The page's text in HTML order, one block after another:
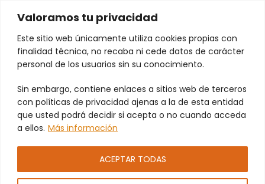
Valoramos tu privacidad
Este sitio web únicamente utiliza cookies propias con
finalidad técnica, no recaba ni cede datos de carácter
personal de los usuarios sin su conocimiento.
Sin embargo, contiene enlaces a sitios web de terceros
con políticas de privacidad ajenas a la de esta entidad
que usted podrá decidir si acepta o no cuando acceda
a ellos. Más información
ACEPTAR TODAS
Automatizamos la puerta de tu
garaje para que la abras
fácilmente con mando o desde
tu móvil